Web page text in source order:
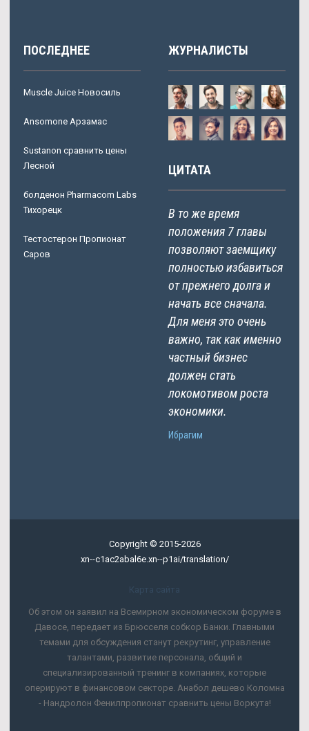
ПОСЛЕДНЕЕ
Muscle Juice Новосиль
Ansomone Арзамас
Sustanon сравнить цены
Лесной
болденон Pharmacom Labs
Тихорецк
Тестостерон Пропионат
Саров
ЖУРНАЛИСТЫ
ЦИТАТА
В то же время
положения 7 главы
позволяют заемщику
полностью избавиться
от прежнего долга и
начать все сначала.
Для меня это очень
важно, так как именно
частный бизнес
должен стать
локомотивом роста
экономики.
Ибрагим
Copyright © 2015-2026
xn--c1ac2abal6e.xn--p1ai/translation/
Карта сайта
Об этом он заявил на Всемирном экономическом форуме в
Давосе, передает из Брюсселя собкор Банки. Главными
темами для обсуждения станут рекрутинг, управление
талантами, развитие персонала, общий и
специализированный тренинг в компаниях, которые
оперируют в финансовом секторе. Анабол дешево Коломна
- Нандролон Фенилпропионат сравнить цены Воркута!